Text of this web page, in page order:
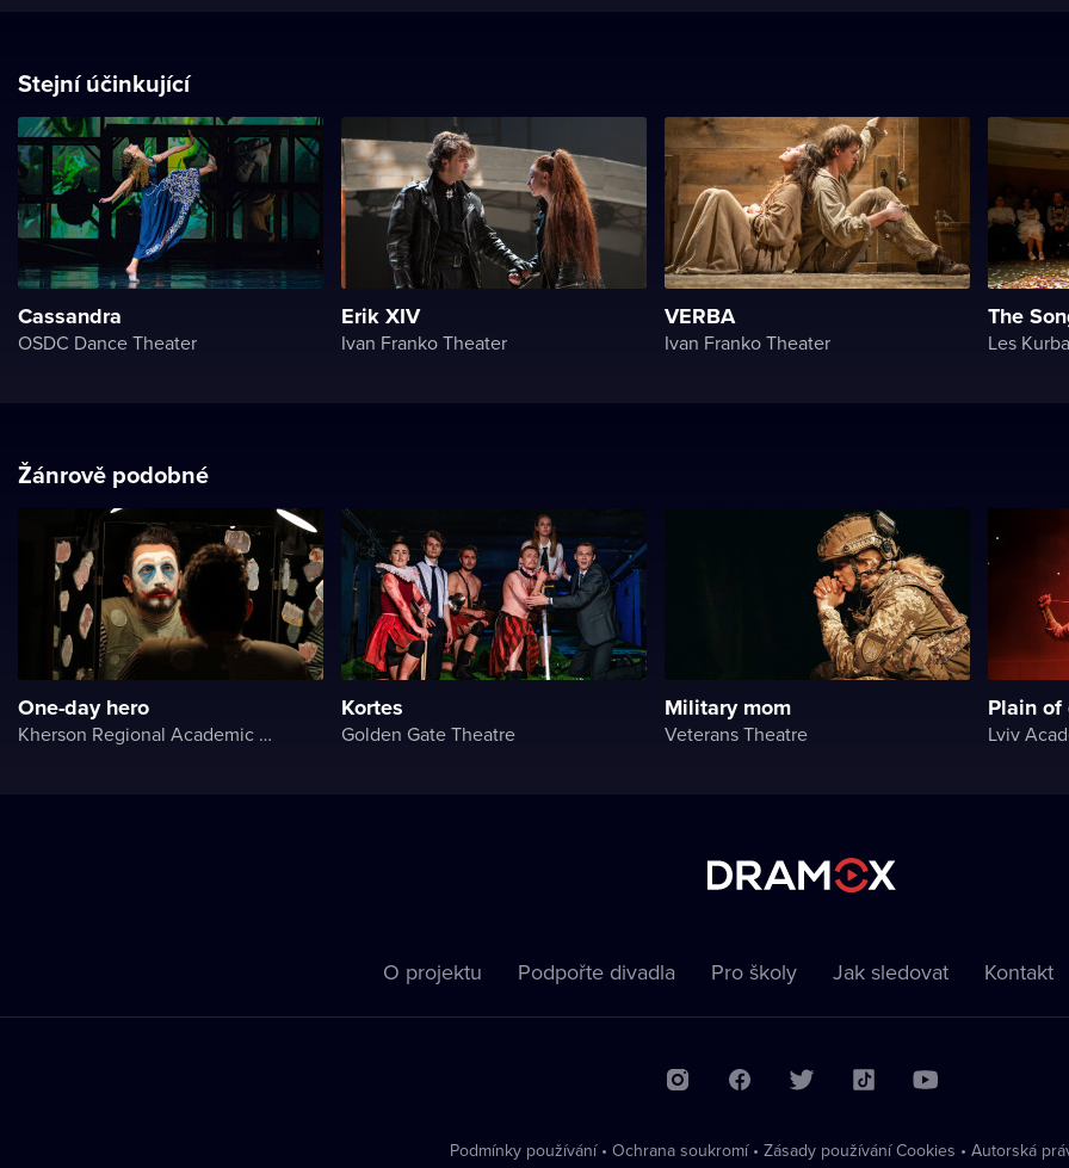
Stejní účinkující
Cassandra
OSDC Dance Theater
Erik XIV
Ivan Franko Theater
VERBA
Ivan Franko Theater
The
Žánrově podobné
One-day hero
Kherson Regional Academic Music and Drama Theater named after Mykola Kulish
Kortes
Golden Gate Theatre
Military mom
Veterans Theatre
Plain of
O projektu Podpořte divadla Pro školy Jak sledovat Kontakt
Podmínky používání • Ochrana soukromí • Zásady používání Cookies • Autorská